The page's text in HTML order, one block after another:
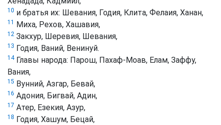
10 и братья их: Шевания, Годия, Клита, Фелаия, Ханан,
11 Миха, Рехов, Хашавия,
12 Закхур, Шеревия, Шевания,
13 Годия, Ваний, Венинуй.
14Главы народа: Парош, Пахаф-Моав, Елам, Заффу,
Вания,
15 Вунний, Азгар, Бевай,
16 Адония, Бигвай, Адин,
17 Атер, Езекия, Азур,
18 Годия, Хашум, Бецай,